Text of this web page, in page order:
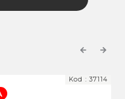
Previous
Kod :37114
Next